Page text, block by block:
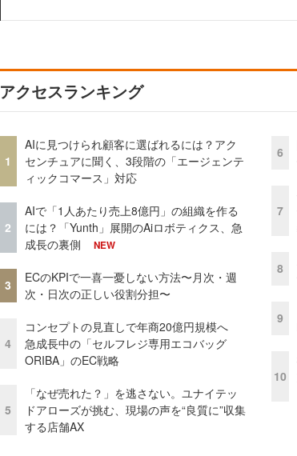
アクセスランキング
1
AIに見つけられ顧客に選ばれるには？アク
センチュアに聞く、3段階の「エージェンテ
ィックコマース」対応
2
AIで「1人あたり売上8億円」の組織を作る
には？「Yunth」展開のAiロボティクス、急
成長の裏側
NEW
3
ECのKPIで一喜一憂しない方法〜月次・週
次・日次の正しい役割分担〜
4
コンセプトの見直しで年商20億円規模へ
急成長中の「セルフレジ専用エコバッグ
ORIBA」のEC戦略
5
「なぜ売れた？」を逃さない。ユナイテッ
ドアローズが挑む、現場の声を“良質に”収集
する店舗AX
6
7
8
9
10